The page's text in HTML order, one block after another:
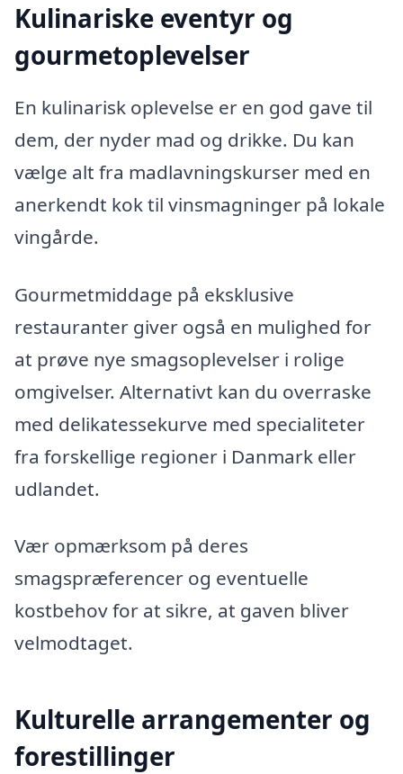
Kulinariske eventyr og
gourmetoplevelser
En kulinarisk oplevelse er en god gave til
dem, der nyder mad og drikke. Du kan
vælge alt fra madlavningskurser med en
anerkendt kok til vinsmagninger på lokale
vingårde.
Gourmetmiddage på eksklusive
restauranter giver også en mulighed for
at prøve nye smagsoplevelser i rolige
omgivelser. Alternativt kan du overraske
med delikatessekurve med specialiteter
fra forskellige regioner i Danmark eller
udlandet.
Vær opmærksom på deres
smagspræferencer og eventuelle
kostbehov for at sikre, at gaven bliver
velmodtaget.
Kulturelle arrangementer og
forestillinger